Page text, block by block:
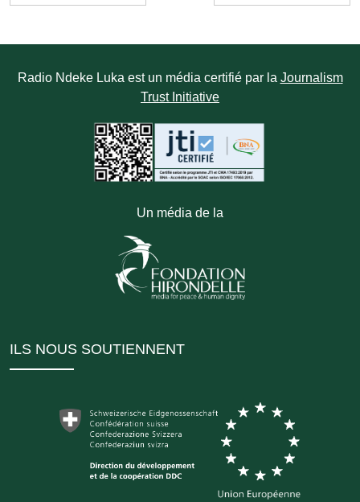
Radio Ndeke Luka est un média certifié par la Journalism
Trust Initiative
Un média de la
ILS NOUS SOUTIENNENT